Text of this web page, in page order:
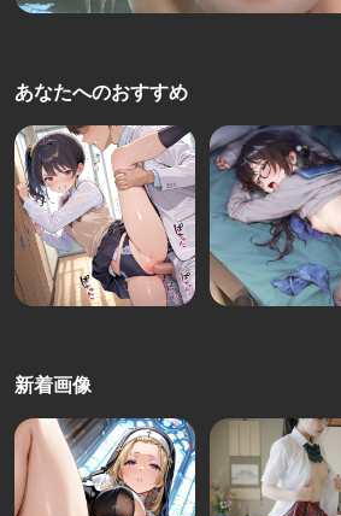
あなたへのおすすめ
新着画像